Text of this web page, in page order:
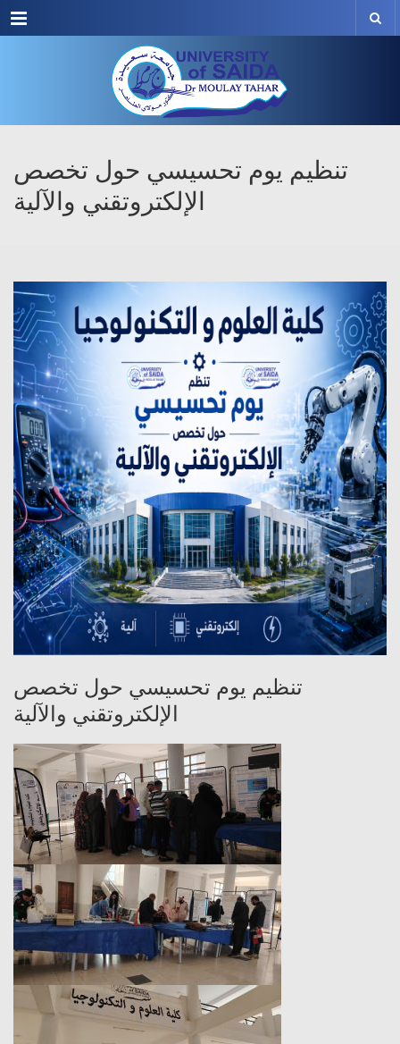
Menu
تنظيم يوم تحسيسي حول تخصص
الإلكتروتقني والآلية
تنظيم يوم تحسيسي حول تخصص
الإلكتروتقني والآلية